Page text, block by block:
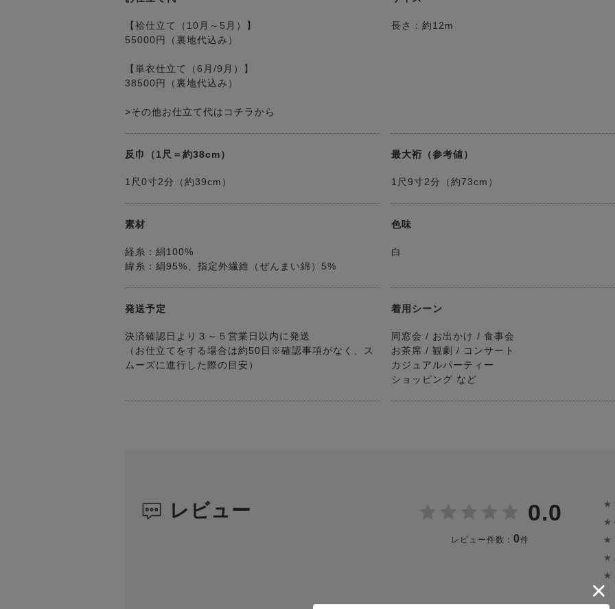
【袷仕立て（10月～5月）】
55000円（裏地代込み）
【単衣仕立て（6月/9月）】
38500円（裏地代込み）
>その他お仕立て代はコチラから
長さ：約12m
反巾（1尺＝約38cm）
1尺0寸2分（約39cm）
最大裄（参考値）
1尺9寸2分（約73cm）
素材
経糸：絹100%
緯糸：絹95%、指定外繊維（ぜんまい綿）5%
色味
白
発送予定
決済確認日より３～５営業日以内に発送
（お仕立てをする場合は約50日※確認事項がなく、ス
ムーズに進行した際の目安）
着用シーン
同窓会 / お出かけ / 食事会
お茶席 / 観劇 / コンサート
カジュアルパーティー
ショッピング など
レビュー 0.0
レビュー件数： 0件
★
★
★
★
★